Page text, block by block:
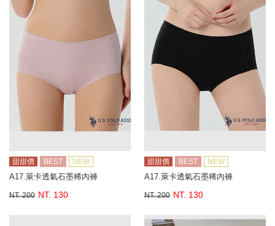
甜甜價 BEST NEW
A17.萊卡透氣石墨稀內褲
NT. 200 NT. 130
甜甜價 BEST NEW
A17.萊卡透氣石墨稀內褲
NT. 200 NT. 130